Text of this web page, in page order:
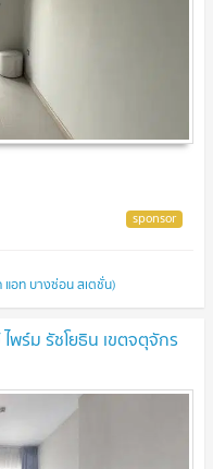
แอท บางซ่อน สเตชั่น)
พร์ม รัชโยธิน เขตจตุจักร